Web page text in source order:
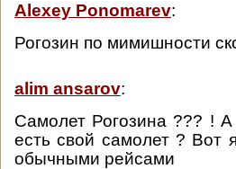
Alexey Ponomarev:
Рогозин по мимишности
alim ansarov:
Самолет Рогозина ??? !
есть свой самолет ? Вот
обычными рейсами